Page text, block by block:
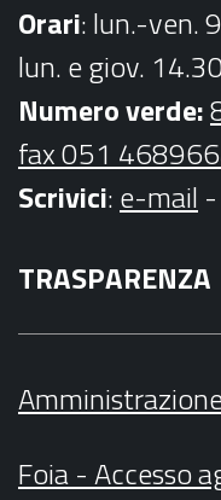
Orari: lun.-ven.
lun. e giov.
Numero verde:
fax 051
Scrivici:e-mail -
TRASPARENZA
Foia - Accesso